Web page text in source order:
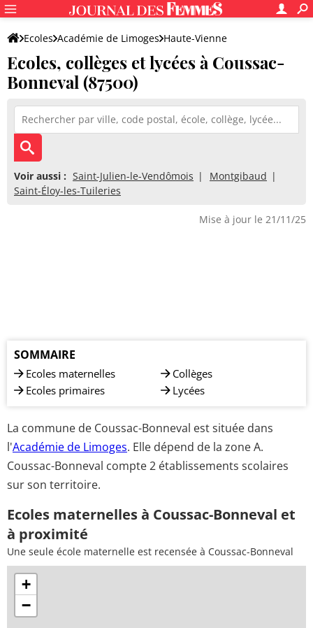
Ecoles Académie de Limoges Haute-Vienne
Ecoles, collèges et lycées à Coussac-
Bonneval (87500)
Voir aussi : Saint-Julien-le-Vendômois
Montgibaud
Saint-Éloy-les-Tuileries
Mise à jour le 21/11/25
SOMMAIRE
Ecoles maternelles
Ecoles primaires
Collèges
Lycées
La commune de Coussac-Bonneval est située dans
l'Académie de Limoges. Elle dépend de la zone A.
Coussac-Bonneval compte 2 établissements scolaires
sur son territoire.
Ecoles maternelles à Coussac-Bonneval et
à proximité
Une seule école maternelle est recensée à Coussac-Bonneval
+
−